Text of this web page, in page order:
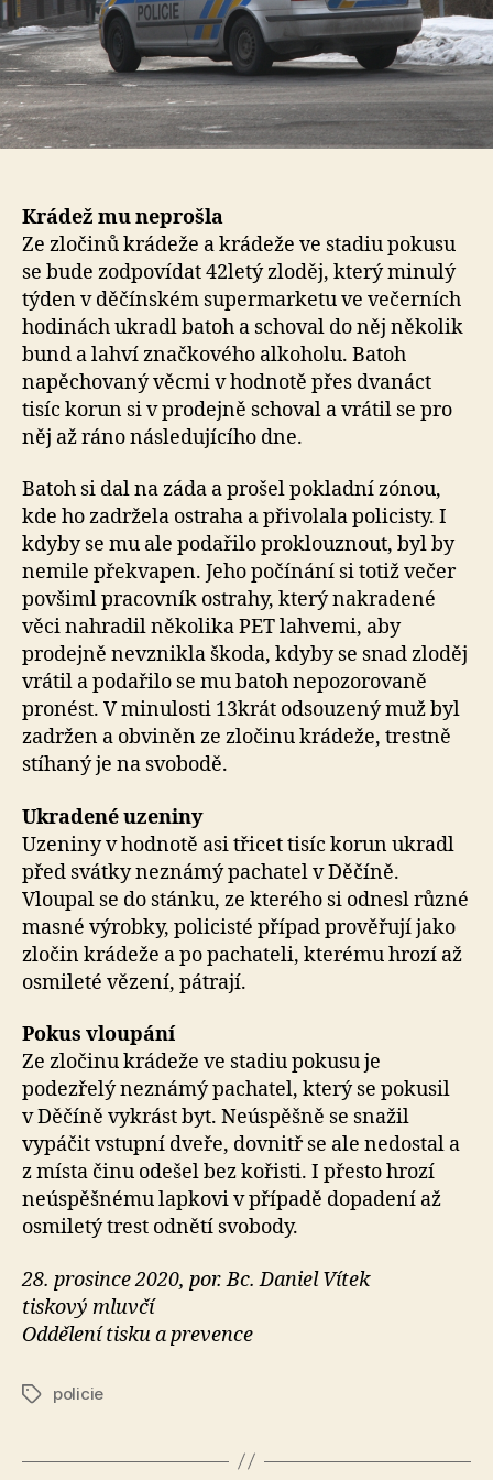
Krádež mu neprošla
Ze zločinů krádeže a krádeže ve stadiu pokusu
se bude zodpovídat 42letý zloděj, který minulý
týden v děčínském supermarketu ve večerních
hodinách ukradl batoh a schoval do něj několik
bund a lahví značkového alkoholu. Batoh
napěchovaný věcmi v hodnotě přes dvanáct
tisíc korun si v prodejně schoval a vrátil se pro
něj až ráno následujícího dne.
Batoh si dal na záda a prošel pokladní zónou,
kde ho zadržela ostraha a přivolala policisty. I
kdyby se mu ale podařilo proklouznout, byl by
nemile překvapen. Jeho počínání si totiž večer
povšiml pracovník ostrahy, který nakradené
věci nahradil několika PET lahvemi, aby
prodejně nevznikla škoda, kdyby se snad zloděj
vrátil a podařilo se mu batoh nepozorovaně
pronést. V minulosti 13krát odsouzený muž byl
zadržen a obviněn ze zločinu krádeže, trestně
stíhaný je na svobodě.
Ukradené uzeniny
Uzeniny v hodnotě asi třicet tisíc korun ukradl
před svátky neznámý pachatel v Děčíně.
Vloupal se do stánku, ze kterého si odnesl různé
masné výrobky, policisté případ prověřují jako
zločin krádeže a po pachateli, kterému hrozí až
osmileté vězení, pátrají.
Pokus vloupání
Ze zločinu krádeže ve stadiu pokusu je
podezřelý neznámý pachatel, který se pokusil
v Děčíně vykrást byt. Neúspěšně se snažil
vypáčit vstupní dveře, dovnitř se ale nedostal a
z místa činu odešel bez kořisti. I přesto hrozí
neúspěšnému lapkovi v případě dopadení až
osmiletý trest odnětí svobody.
28. prosince 2020, por. Bc. Daniel Vítek
tiskový mluvčí
Oddělení tisku a prevence
Štítkypolicie